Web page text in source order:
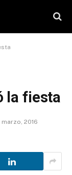
la fiesta
marzo, 2016